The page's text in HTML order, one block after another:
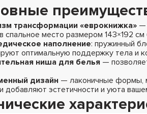
трансформации «еврокнижка» —
спальное место размером 143×192
наполнение: пружинный
оптимальную поддержку тела и
ниша для белья —
дизайн — лаконичные формы,
добавляют эстетичности и уюта